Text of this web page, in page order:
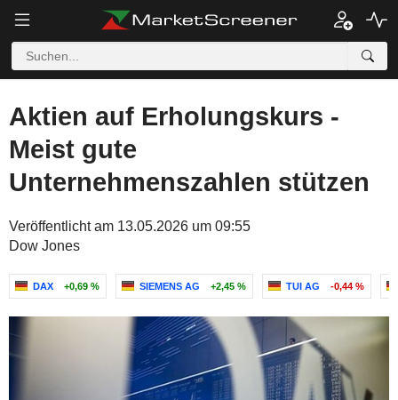
Aktien auf Erholungskurs -
Meist gute
Unternehmenszahlen stützen
Veröffentlicht am 13.05.2026 um 09:55
Dow Jones
DAX +0,69 % SIEMENS AG +2,45 % TUI AG -0,44 %